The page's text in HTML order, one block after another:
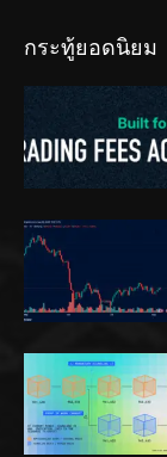
กระทู้ยอดนิยม